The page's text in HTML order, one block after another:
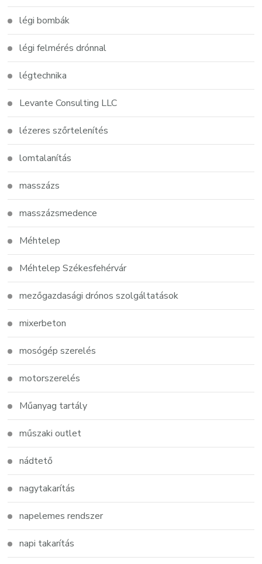
légi bombák
légi felmérés drónnal
légtechnika
Levante Consulting LLC
lézeres szőrtelenítés
lomtalanítás
masszázs
masszázsmedence
Méhtelep
Méhtelep Székesfehérvár
mezőgazdasági drónos szolgáltatások
mixerbeton
mosógép szerelés
motorszerelés
Műanyag tartály
műszaki outlet
nádtető
nagytakarítás
napelemes rendszer
napi takarítás